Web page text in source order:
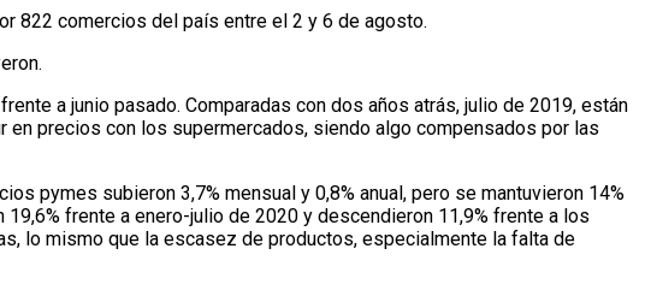
822 comercios del país entre el 2 y 6 de agosto.
a junio pasado. Comparadas con dos años atrás, julio de 2019, están
precios con los supermercados, siendo algo compensados por las
pymes subieron 3,7% mensual y 0,8% anual, pero se mantuvieron 14%
frente a enero-julio de 2020 y descendieron 11,9% frente a los
lo mismo que la escasez de productos, especialmente la falta de